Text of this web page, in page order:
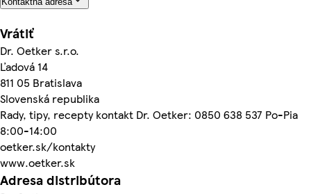
Vrátiť
Dr. Oetker s.r.o.
Ľadová 14
811 05 Bratislava
Slovenská republika
Rady, tipy, recepty kontakt Dr. Oetker: 0850 638 537 Po-Pia
8:00-14:00
oetker.sk/kontakty
www.oetker.sk
Adresa distribútora